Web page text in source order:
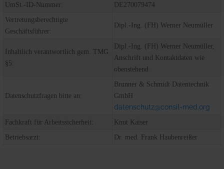
UmSt.-ID-Nummer:
DE270079474
Vertretungsberechtigte
Geschäftsführer:
Dipl.-Ing. (FH) Werner Neumüller
Inhaltlich verantwortlich gem. TMG
§5:
Dipl.-Ing. (FH) Werner Neumüller,
Anschrift und Kontaktdaten wie
obenstehend
Datenschutzfragen bitte an:
Brunner & Schmidt Datentechnik
GmbH
datenschutz@consil-med.org
Fachkraft für Arbeitssicherheit:
Knut Kaiser
Betriebsarzt:
Dr. med. Frank Haubenreißer